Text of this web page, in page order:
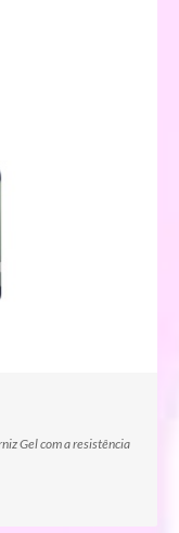
Gel com a resistência